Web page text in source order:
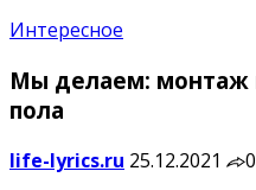
Интересное
Мы делаем: монтаж
пола
life-lyrics.ru 25.12.2021 0